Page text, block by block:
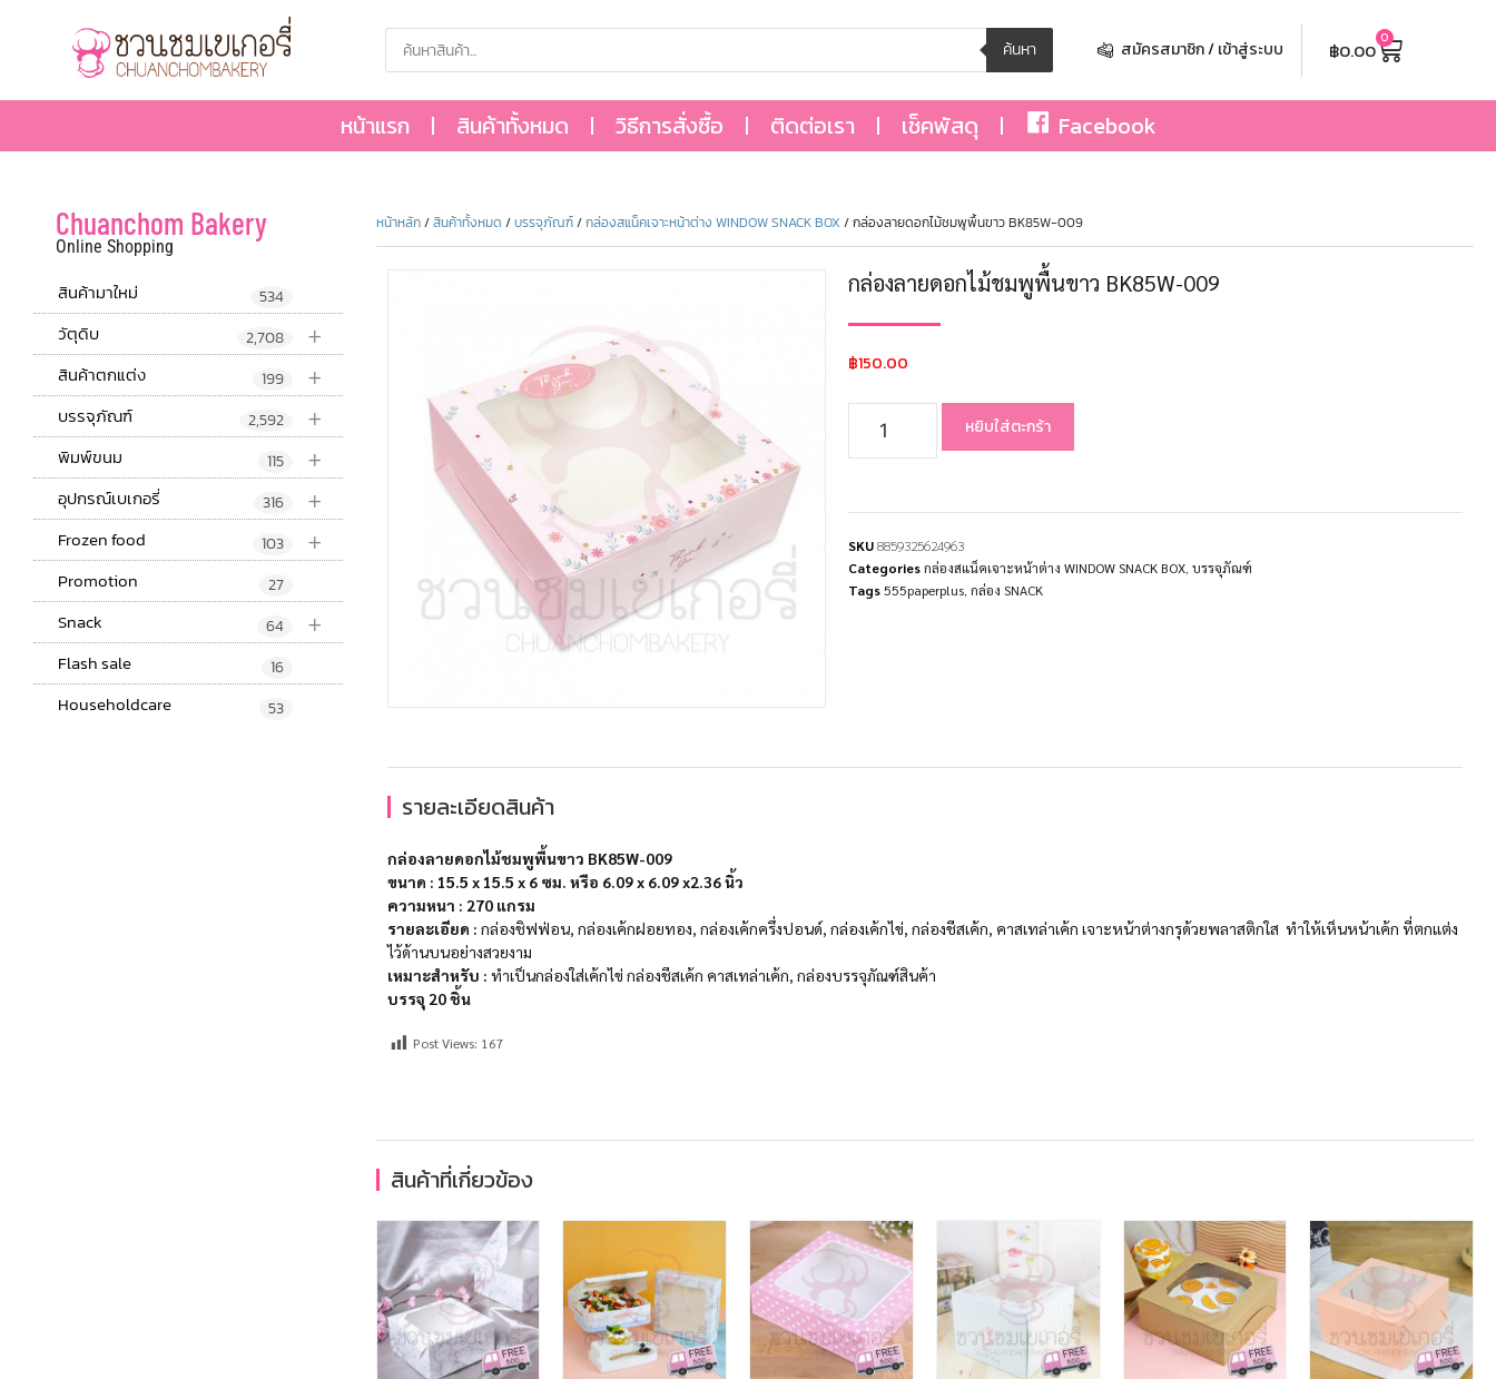
ค้นหา สมัครสมาชิก / เข้าสู่ระบบ ฿0.00 0
หน้าแรก สินค้าทั้งหมด วิธีการสั่งซื้อ ติดต่อเรา เช็คพัสดุ Facebook
Chuanchom Bakery
Online Shopping
สินค้ามาใหม่ 534
+
วัตุดิบ 2,708
+
สินค้าตกแต่ง 199
+
บรรจุภัณฑ์ 2,592
+
พิมพ์ขนม 115
+
อุปกรณ์เบเกอรี่ 316
+
Frozen food 103
Promotion 27
+
Snack 64
Flash sale 16
Householdcare 53
หน้าหลัก/สินค้าทั้งหมด /บรรจุภัณฑ์/กล่องสแน็คเจาะหน้าต่าง WINDOW SNACK BOX / กล่องลายดอกไม้ชมพูพื้นขาว BK85W-009
กล่องลายดอกไม้ชมพูพื้นขาว BK85W-009
฿150.00
หยิบใส่ตะกร้า
SKU8859325624963
Categoriesกล่องสแน็คเจาะหน้าต่าง WINDOW SNACK BOX, บรรจุภัณฑ์
Tags555paperplus, กล่อง SNACK
รายละเอียดสินค้า
กล่องลายดอกไม้ชมพูพื้นขาว BK85W-009
ขนาด : 15.5 x 15.5 x 6 ซม. หรือ 6.09 x 6.09 x2.36 นิ้ว
ความหนา : 270 แกรม
รายละเอียด : กล่องชิฟฟ่อน, กล่องเค้กฝอยทอง, กล่องเค้กครึ่งปอนด์, กล่องเค้กไข่, กล่องชีสเค้ก, คาสเทล่าเค้ก เจาะหน้าต่างกรุด้วยพลาสติกใส ทำให้เห็นหน้าเค้ก ที่ตกแต่ง
ไว้ด้านบนอย่างสวยงาม
เหมาะสำหรับ : ทำเป็นกล่องใส่เค้กไข่ กล่องชีสเค้ก คาสเทล่าเค้ก, กล่องบรรจุภัณฑ์สินค้า
บรรจุ 20 ชิ้น
Post Views: 167
สินค้าที่เกี่ยวข้อง